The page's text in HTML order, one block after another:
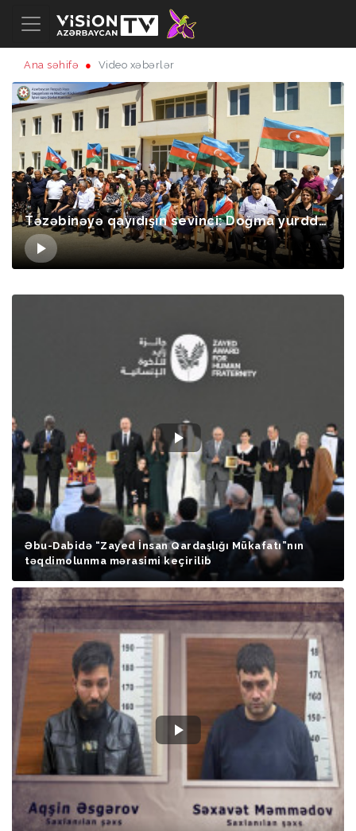
Ana səhifə Video xəbərlər
Təzəbinəyə qayıdışın sevinci: Doğma yurdda
yeni həyat başlayır
Əbu-Dabidə “Zayed İnsan Qardaşlığı Mükafatı”nın
təqdimolunma mərasimi keçirilib